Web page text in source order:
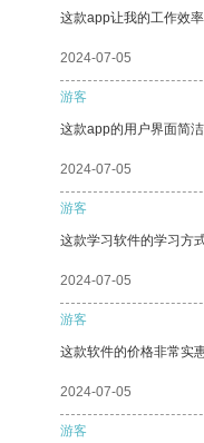
这款app让我的工作效
2024-07-05
游客
这款app的用户界面简
2024-07-05
游客
这款学习软件的学习方
2024-07-05
游客
这款软件的价格非常实
2024-07-05
游客